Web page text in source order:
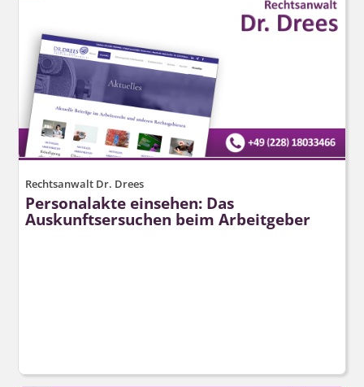
Rechtsanwalt Dr. Drees
Personalakte einsehen: Das
Auskunftsersuchen beim Arbeitgeber